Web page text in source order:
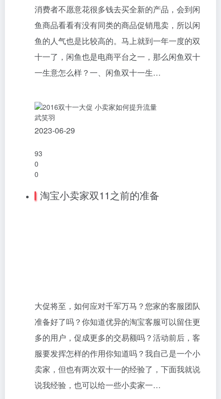
消费者不愿意花很多钱去买全新的产品，会到闲
鱼商品看看有没有同类的商品促销甩卖，所以闲
鱼的人气也是比较高的。马上就到一年一度的双
十一了，闲鱼也是电商平台之一，那么闲鱼双十
一生意怎么样？一、闲鱼双十一生…
武笑羽
2023-06-29
93
0
0
淘宝小卖家双11之前的准备
大促将至，如何应对千军万马？您家的客服团队
准备好了吗？你知道优异的淘宝客服可以留住更
多的用户，促成更多的交易额吗？活动前后，客
服要发挥怎样的作用你知道吗？我自己是一个小
卖家，但也有两次双十一的经验了，下面我就说
说我经验，也可以给一些小卖家一…